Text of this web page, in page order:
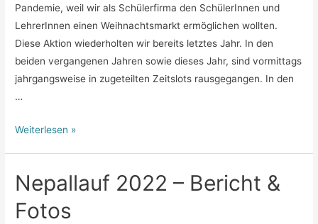
Pandemie, weil wir als Schülerfirma den SchülerInnen und
LehrerInnen einen Weihnachtsmarkt ermöglichen wollten.
Diese Aktion wiederholten wir bereits letztes Jahr. In den
beiden vergangenen Jahren sowie dieses Jahr, sind vormittags
jahrgangsweise in zugeteilten Zeitslots rausgegangen. In den
…
Bericht
Weiterlesen »
Nepallauf 2022 – Bericht &
Fotos